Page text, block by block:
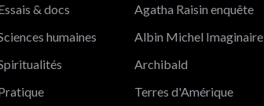
& docs
humaines
Agatha Raisin enquête
Albin Michel Imaginaire
Archibald
Terres d'Amérique